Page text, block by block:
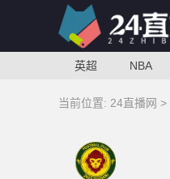
英超 NBA
当前位置: 24直播网 >